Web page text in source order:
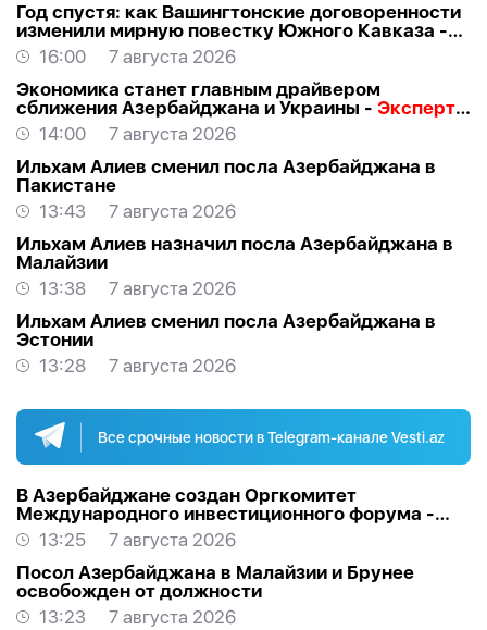
Год спустя: как Вашингтонские договоренности
изменили мирную повестку Южного Кавказа -
ВЗГЛЯД
16:00
7 августа 2026
Экономика станет главным драйвером
сближения Азербайджана и Украины - Эксперт о
визите Байрамова в Киев
14:00
7 августа 2026
Ильхам Алиев сменил посла Азербайджана в
Пакистане
13:43
7 августа 2026
Ильхам Алиев назначил посла Азербайджана в
Малайзии
13:38
7 августа 2026
Ильхам Алиев сменил посла Азербайджана в
Эстонии
13:28
7 августа 2026
Все срочные новости в Telegram-канале Vesti.az
В Азербайджане создан Оргкомитет
Международного инвестиционного форума -
РАСПОРЯЖЕНИЕ
13:25
7 августа 2026
Посол Азербайджана в Малайзии и Брунее
освобожден от должности
13:23
7 августа 2026